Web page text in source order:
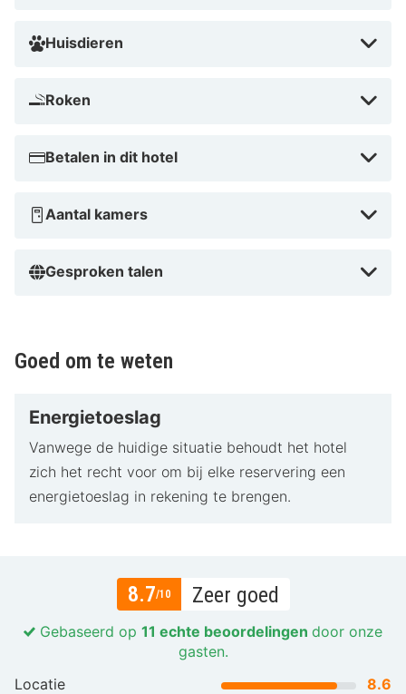
Huisdieren
Roken
Betalen in dit hotel
Aantal kamers
Gesproken talen
Goed om te weten
Energietoeslag
Vanwege de huidige situatie behoudt het hotel
zich het recht voor om bij elke reservering een
energietoeslag in rekening te brengen.
8.7/10 Zeer goed
Gebaseerd op 11 echte beoordelingen door onze
gasten.
Locatie
8.6